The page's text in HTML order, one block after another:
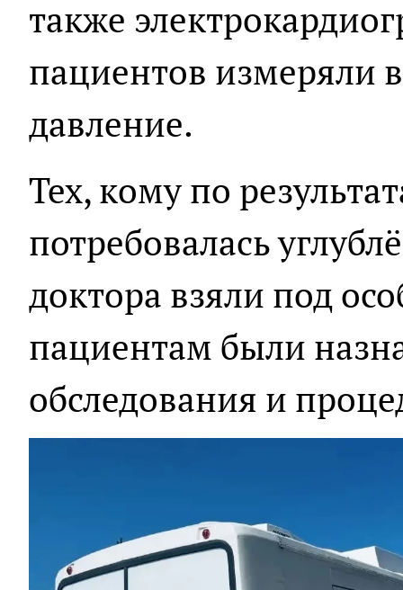
также
пациентов измеряли
давление.
Тех, кому по
потребовалась
доктора взяли под
пациентам были
обследования и